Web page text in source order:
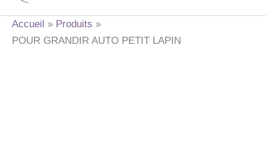
Accueil
Produits
POUR GRANDIR AUTO PETIT LAPIN